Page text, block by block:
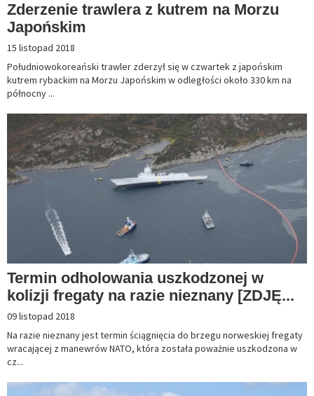
​Zderzenie trawlera z kutrem na Morzu
Japońskim
15 listopad 2018
Południowokoreański trawler zderzył się w czwartek z japońskim
kutrem rybackim na Morzu Japońskim w odległości około 330 km na
północny ...
Termin odholowania uszkodzonej w
kolizji fregaty na razie nieznany [ZDJĘ...
09 listopad 2018
Na razie nieznany jest termin ściągnięcia do brzegu norweskiej fregaty
wracającej z manewrów NATO, która została poważnie uszkodzona w
cz...